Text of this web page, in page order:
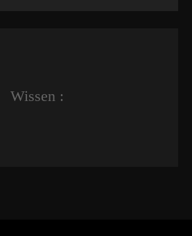
Wissen :